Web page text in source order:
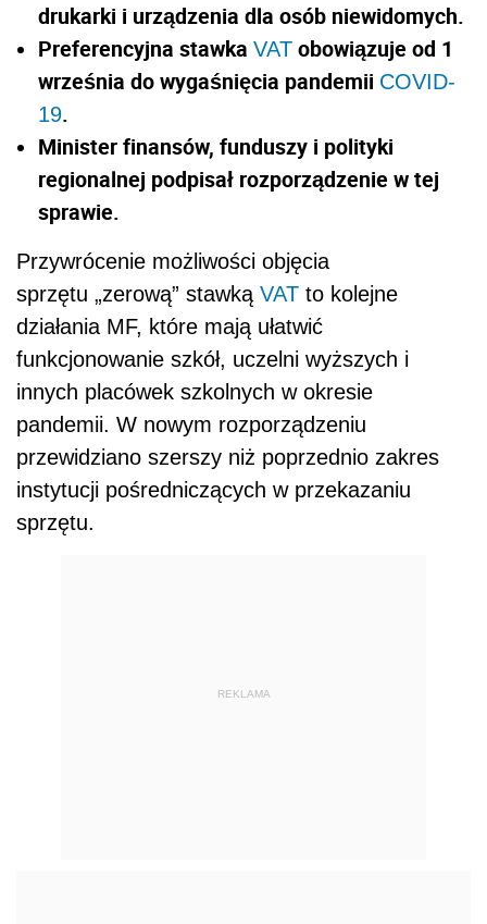
drukarki i urządzenia dla osób niewidomych.
Preferencyjna stawka VAT obowiązuje od 1
września do wygaśnięcia pandemii COVID-
19.
Minister finansów, funduszy i polityki
regionalnej podpisał rozporządzenie w tej
sprawie.
Przywrócenie możliwości objęcia
sprzętu „zerową” stawką VAT to kolejne
działania MF, które mają ułatwić
funkcjonowanie szkół, uczelni wyższych i
innych placówek szkolnych w okresie
pandemii. W nowym rozporządzeniu
przewidziano szerszy niż poprzednio zakres
instytucji pośredniczących w przekazaniu
sprzętu.
REKLAMA